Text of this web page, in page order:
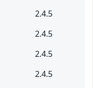
2.4.5
2.4.5
2.4.5
2.4.5